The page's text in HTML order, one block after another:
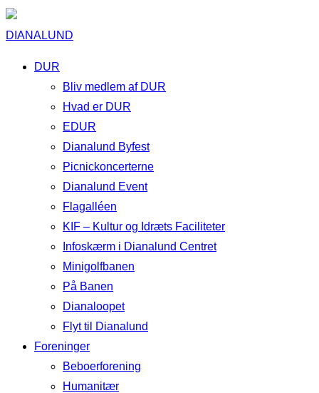
DIANALUND
DUR
Bliv medlem af DUR
Hvad er DUR
EDUR
Dianalund Byfest
Picnickoncerterne
Dianalund Event
Flagalléen
KIF – Kultur og Idræts Faciliteter
Infoskærm i Dianalund Centret
Minigolfbanen
På Banen
Dianaloopet
Flyt til Dianalund
Foreninger
Beboerforening
Humanitær